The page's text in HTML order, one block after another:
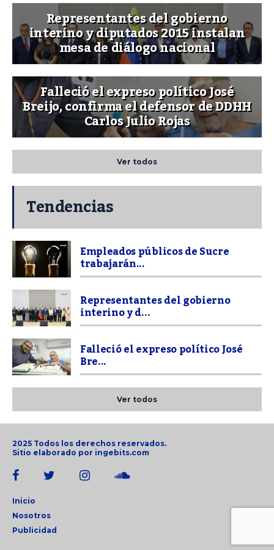
Representantes del gobierno
interino y diputados 2015 instalan
mesa de diálogo nacional
Falleció el expreso político José
Breijo, confirma el defensor de DDHH
Carlos Julio Rojas
Ver todos
Tendencias
Empleados públicos de Sucre
trabajarán...
Representantes del gobierno
interino y d...
Falleció el expreso político José
Bre...
Ver todos
2025 Todos los derechos reservados.
Sitio elaborado por ingebits.com
Inicio
Nosotros
Publicidad